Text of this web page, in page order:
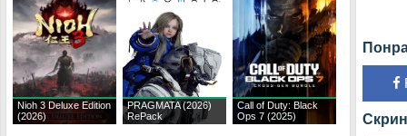
Nioh 3 Deluxe Edition
(2026)
PRAGMATA (2026)
RePack
Call of Duty: Black
Ops 7 (2025)